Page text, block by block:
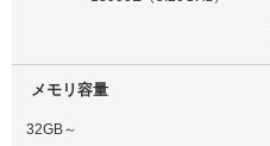
メモリ容量
32GB～